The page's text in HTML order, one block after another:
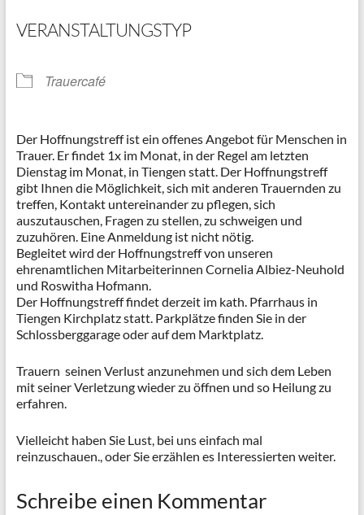
VERANSTALTUNGSTYP
Trauercafé
Der Hoffnungstreff ist ein offenes Angebot für Menschen in
Trauer. Er findet 1x im Monat, in der Regel am letzten
Dienstag im Monat, in Tiengen statt. Der Hoffnungstreff
gibt Ihnen die Möglichkeit, sich mit anderen Trauernden zu
treffen, Kontakt untereinander zu pflegen, sich
auszutauschen, Fragen zu stellen, zu schweigen und
zuzuhören. Eine Anmeldung ist nicht nötig.
Begleitet wird der Hoffnungstreff von unseren
ehrenamtlichen Mitarbeiterinnen Cornelia Albiez-Neuhold
und Roswitha Hofmann.
Der Hoffnungstreff findet derzeit im kath. Pfarrhaus in
Tiengen Kirchplatz statt. Parkplätze finden Sie in der
Schlossberggarage oder auf dem Marktplatz.
Trauern seinen Verlust anzunehmen und sich dem Leben
mit seiner Verletzung wieder zu öffnen und so Heilung zu
erfahren.
Vielleicht haben Sie Lust, bei uns einfach mal
reinzuschauen., oder Sie erzählen es Interessierten weiter.
Schreibe einen Kommentar